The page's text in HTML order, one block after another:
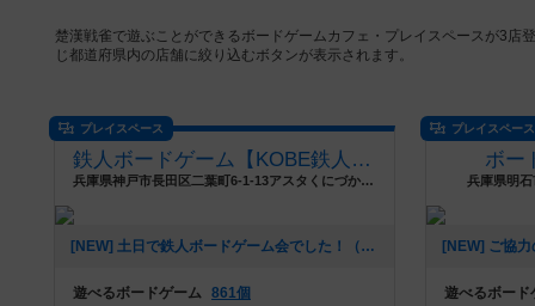
楚漢戦雀で遊ぶことができるボードゲームカフェ・プレイスペースが3店
じ都道府県内の店舗に絞り込むボタンが表示されます。
プレイスペース
鉄人ボードゲーム【KOBE鉄人三国志ギャラリー】
兵庫県神戸市長田区二葉町6-1-13アスタくにづか6番館東棟1階
[NEW] 土日で鉄人ボードゲーム会でした！（2026年04月07日 21時31分）
遊べるボードゲーム 861個
プレイスペース
ボー
兵庫県明
遊べるボード